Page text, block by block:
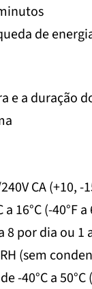
de
e a duração
CA (+10, -
16°C (-40°F a
por dia ou 1
(sem
40°C a 50°C